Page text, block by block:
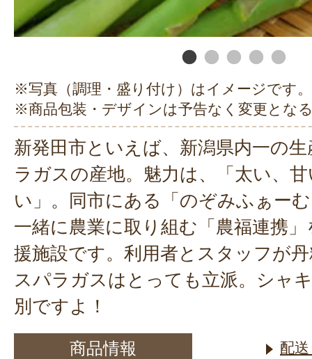
※写真（調理・盛り付け）はイメージです。
※商品包装・デザインは予告なく変更とな
新発田市といえば、新潟県内一の
ラガスの産地。魅力は、「太い、
い」。同市にある「のぞみふぁー
一緒に農業に取り組む「農福連携
援施設です。利用者とスタッフが
スパラガスはとっても立派。シャ
別ですよ！
商品情報 配